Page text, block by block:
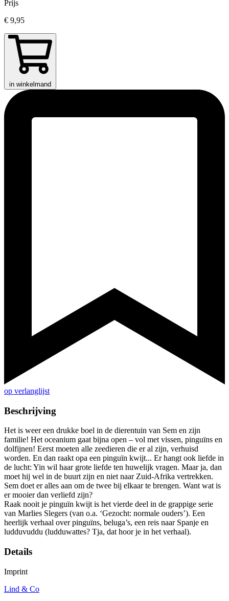
Prijs
€ 9,95
in winkelmand
op verlanglijst
Beschrijving
Het is weer een drukke boel in de dierentuin van Sem en zijn
familie! Het oceanium gaat bijna open – vol met vissen, pinguïns en
dolfijnen! Eerst moeten alle zeedieren die er al zijn, verhuisd
worden. En dan raakt opa een pinguïn kwijt... Er hangt ook liefde in
de lucht: Yin wil haar grote liefde ten ­huwelijk vragen. Maar ja, dan
moet hij wel in de buurt zijn en niet naar Zuid-­Afrika vertrekken.
Sem doet er alles aan om de twee bij elkaar te brengen. Want wat is
er mooier dan verliefd zijn?
Raak nooit je pinguïn kwijt is het vierde deel in de grappige serie
van Marlies Slegers (van o.a. ‘Gezocht: normale ouders’). Een
heerlijk verhaal over pinguïns, beluga’s, een reis naar Spanje en
ludduvuddu (ludduwattes? Tja, dat hoor je in het verhaal).
Details
Imprint
Lind & Co